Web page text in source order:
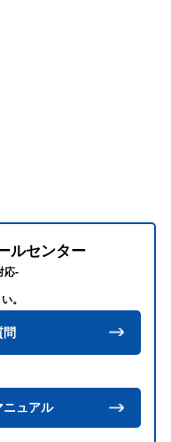
ルセンター
応-
。
問
ニュアル